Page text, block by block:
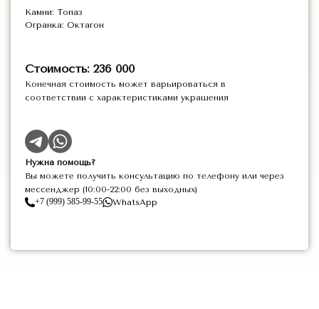
Камни: Топаз
Огранка: Октагон
Стоимость: 236 000
Конечная стоимость может варьироваться в
соответствии с характеристиками украшения
Нужна помощь?
Вы можете получить консультацию по телефону или через
мессенджер (10:00-22:00 без выходных)
+7 (999) 585-99-55
WhatsApp